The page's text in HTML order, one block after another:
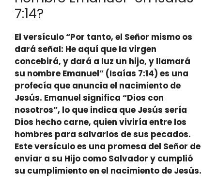
7:14?
El versículo “Por tanto, el Señor mismo os
dará señal: He aquí que la virgen
concebirá, y dará a luz un hijo, y llamará
su nombre Emanuel” (Isaías 7:14) es una
profecía que anuncia el nacimiento de
Jesús. Emanuel significa “Dios con
nosotros”, lo que indica que Jesús sería
Dios hecho carne, quien viviría entre los
hombres para salvarlos de sus pecados.
Este versículo es una promesa del Señor de
enviar a su Hijo como Salvador y cumplió
su cumplimiento en el nacimiento de Jesús.